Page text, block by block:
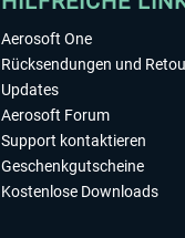
Aerosoft One
Rücksendungen und
Updates
Aerosoft Forum
Support kontaktieren
Geschenkgutscheine
Kostenlose Downloads